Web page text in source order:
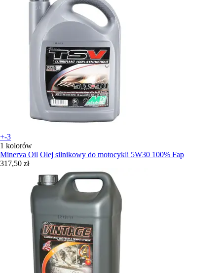
+-3
1 kolorów
Minerva Oil Olej silnikowy do motocykli 5W30 100% Fap
317,50 zł